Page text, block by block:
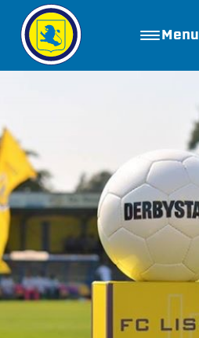
Menu
Webshop
Nieuws
Join FC Lisse
Aanmelden voor proeftraining
Word vrijwilliger